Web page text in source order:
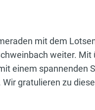
mit dem
weiter.
einem spannenden
gratulieren zu